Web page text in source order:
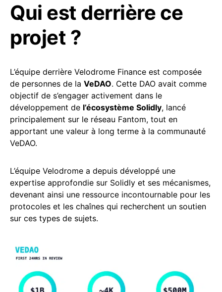
Qui est derrière ce
projet ?
L’équipe derrière Velodrome Finance est composée
de personnes de la VeDAO. Cette DAO avait comme
objectif de s’engager activement dans le
développement de l’écosystème Solidly, lancé
principalement sur le réseau Fantom, tout en
apportant une valeur à long terme à la communauté
VeDAO.
L’équipe Velodrome a depuis développé une
expertise approfondie sur Solidly et ses mécanismes,
devenant ainsi une ressource incontournable pour les
protocoles et les chaînes qui recherchent un soutien
sur ces types de sujets.